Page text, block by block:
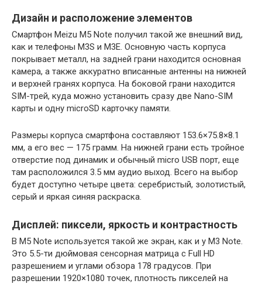
Дизайн и расположение элементов
Смартфон Meizu M5 Note получил такой же внешний вид,
как и телефоны M3S и M3E. Основную часть корпуса
покрывает металл, на задней грани находится основная
камера, а также аккуратно вписанные антенны на нижней
и верхней гранях корпуса. На боковой грани находится
SIM-трей, куда можно установить сразу две Nano-SIM
карты и одну microSD карточку памяти.
Размеры корпуса смартфона составляют 153.6×75.8×8.1
мм, а его вес — 175 грамм. На нижней грани есть тройное
отверстие под динамик и обычный micro USB порт, еще
там расположился 3.5 мм аудио выход. Всего на выбор
будет доступно четыре цвета: серебристый, золотистый,
серый и яркая синяя раскраска.
Дисплей: пиксели, яркость и контрастность
В M5 Note используется такой же экран, как и у M3 Note.
Это 5.5-ти дюймовая сенсорная матрица с Full HD
разрешением и углами обзора 178 градусов. При
разрешении 1920×1080 точек, плотность пикселей на